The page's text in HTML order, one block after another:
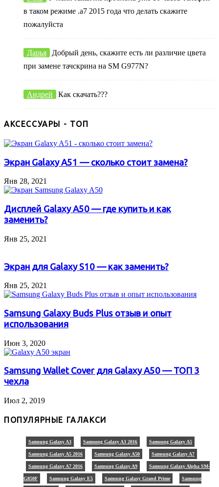
в таком режиме .а7 2015 года что делать скажите
пожалуйста
Дарья
Добрый день, скажите есть ли различие цвета
при замене тачскрина на SM G977N?
Андрей Как скачать???
АКСЕССУАРЫ - ТОП
Экран Galaxy A51 — сколько стоит замена?
Янв 28, 2021
Дисплей Galaxy A50 — где купить и как
заменить?
Янв 25, 2021
Экран для Galaxy S10 — как заменить?
Янв 25, 2021
Samsung Galaxy Buds Plus отзыв и опыт
использования
Июн 3, 2020
Samsung Wallet Cover для Galaxy A50 — ТОП 3
чехла
Июл 2, 2019
ПОПУЛЯРНЫЕ ГАЛАКСИ
Samsung Galaxy A3 Samsung Galaxy A3 2016 Samsung Galaxy A5
Samsung Galaxy A5 2016 Samsung Galaxy A50 Samsung Galaxy A7
Samsung Galaxy A7 2016 Samsung Galaxy A9 Samsung Galaxy Alpha SM-
G850F Samsung Galaxy E5 Samsung Galaxy Grand Prime Samsung